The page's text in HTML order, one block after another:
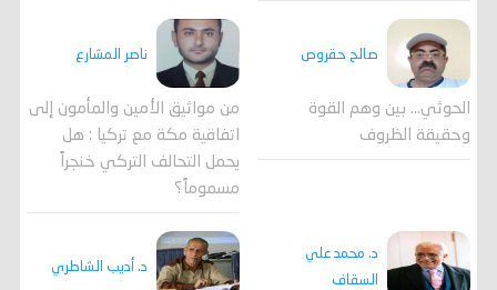
صالح حقروص
الحوثي... بين وهم القوة
وحقيقة الظروف
ناصر المشارع
من مواثيق الأمين والمأمون إلى
اتفاقية مكة مع تركيا : هل
يحمل التحالف التركي خنجراً
مسموماً؟
د. محمد علي
السقاف
د. أديب الشاطري